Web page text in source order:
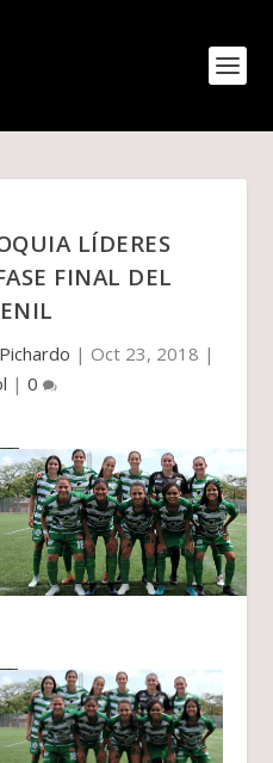
LÍDERES
FINAL DEL
| Oct 23, 2018 |
| 0